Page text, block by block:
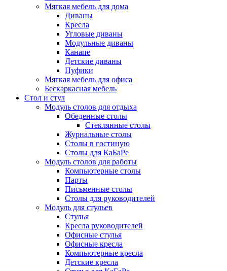
Мягкая мебель для дома
Диваны
Кресла
Угловые диваны
Модульные диваны
Канапе
Детские диваны
Пуфики
Мягкая мебель для офиса
Бескаркасная мебель
Стол и стул
Модуль столов для отдыха
Обеденные столы
Стеклянные столы
Журнальные столы
Столы в гостиную
Столы для КаБаРе
Модуль столов для работы
Компьютерные столы
Парты
Письменные столы
Столы для руководителей
Модуль для стульев
Стулья
Кресла руководителей
Офисные стулья
Офисные кресла
Компьютерные кресла
Детские кресла